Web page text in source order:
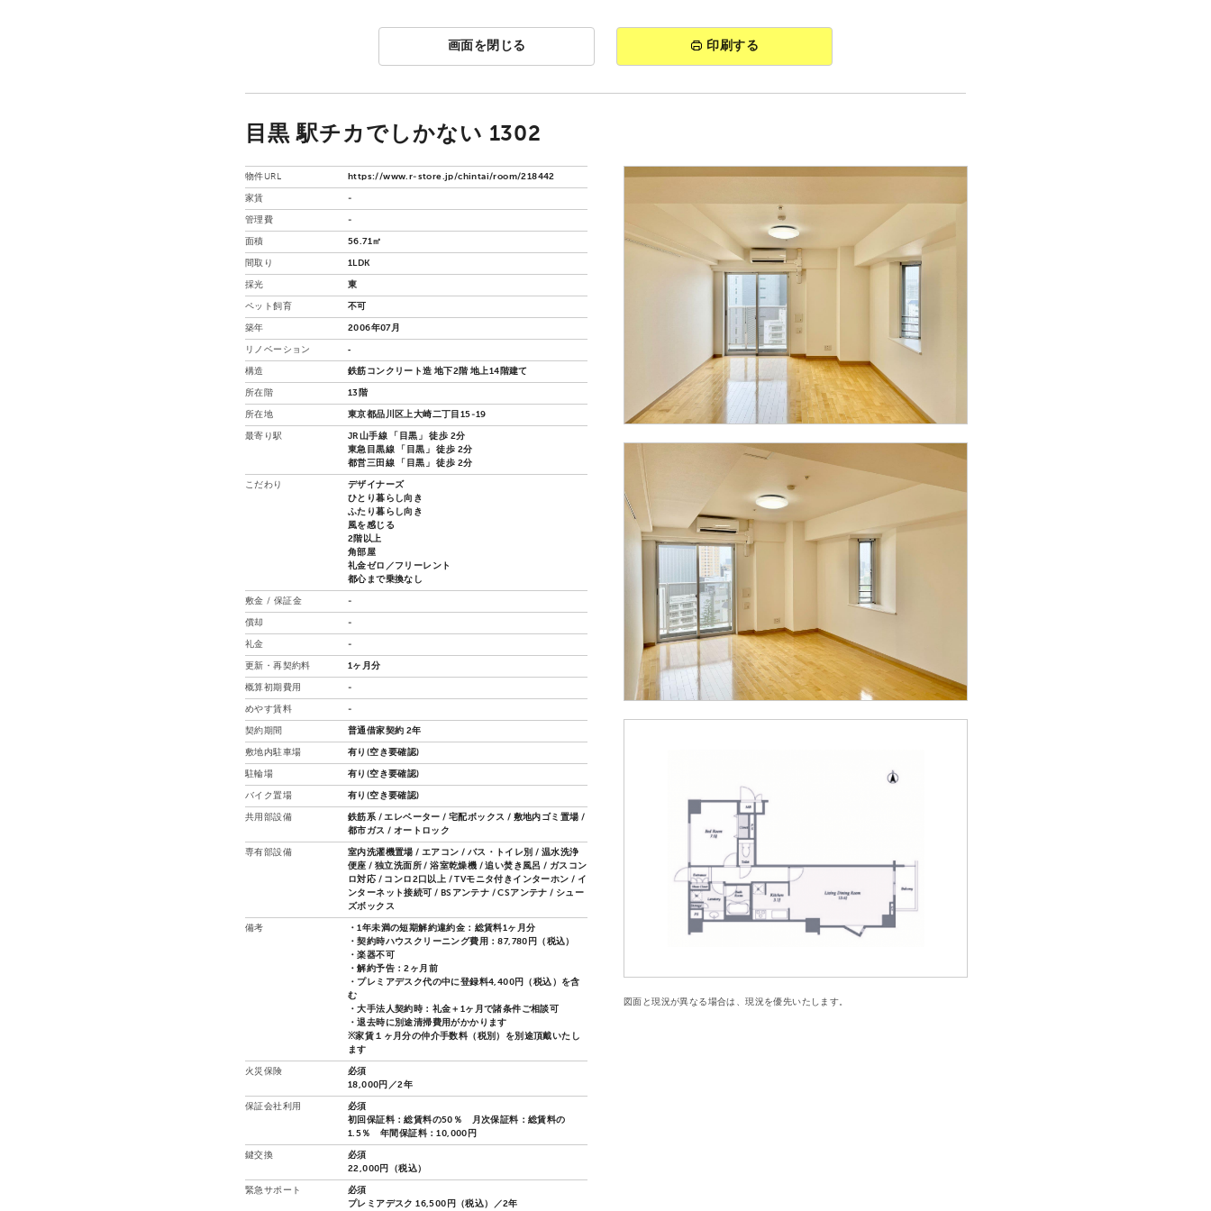
画面を閉じる 印刷する
目黒 駅チカでしかない 1302
図面と現況が異なる場合は、現況を優先いたします。
物件URL https://www.r-store.jp/chintai/room/218442
家賃 -
管理費 -
面積 56.71㎡
間取り 1LDK
採光 東
ペット飼育 不可
築年 2006年07月
リノベーション ‐
構造 鉄筋コンクリート造 地下2階 地上14階建て
所在階 13階
所在地 東京都品川区上大崎二丁目15-19
最寄り駅
JR山手線 「目黒」 徒歩 2分
東急目黒線 「目黒」 徒歩 2分
都営三田線 「目黒」 徒歩 2分
こだわり
デザイナーズ
ひとり暮らし向き
ふたり暮らし向き
風を感じる
2階以上
角部屋
礼金ゼロ／フリーレント
都心まで乗換なし
敷金 / 保証金 -
償却 -
礼金 -
更新・再契約料 1ヶ月分
概算初期費用 -
めやす賃料 -
契約期間 普通借家契約 2年
敷地内駐車場 有り(空き要確認)
駐輪場 有り(空き要確認)
バイク置場 有り(空き要確認)
共用部設備
鉄筋系 / エレベーター / 宅配ボックス / 敷地内ゴミ置場 /
都市ガス / オートロック
専有部設備
室内洗濯機置場 / エアコン / バス・トイレ別 / 温水洗浄
便座 / 独立洗面所 / 浴室乾燥機 / 追い焚き風呂 / ガスコン
ロ対応 / コンロ2口以上 / TVモニタ付きインターホン / イ
ンターネット接続可 / BSアンテナ / CSアンテナ / シュー
ズボックス
備考
・1年未満の短期解約違約金：総賃料1ヶ月分
・契約時ハウスクリーニング費用：87,780円（税込）
・楽器不可
・解約予告：2ヶ月前
・プレミアデスク代の中に登録料4,400円（税込）を含
む
・大手法人契約時：礼金＋1ヶ月で諸条件ご相談可
・退去時に別途清掃費用がかかります
※家賃１ヶ月分の仲介手数料（税別）を別途頂戴いたし
ます
火災保険
必須
18,000円／2年
保証会社利用
必須
初回保証料：総賃料の50％ 月次保証料：総賃料の
1.5％ 年間保証料：10,000円
鍵交換
必須
22,000円（税込）
緊急サポート
必須
プレミアデスク 16,500円（税込）／2年